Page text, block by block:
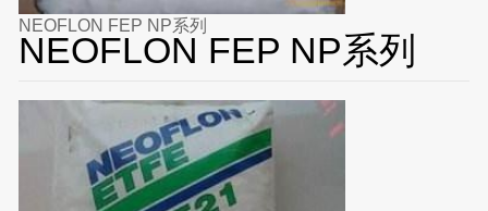
NEOFLON FEP NP系列
NEOFLON FEP NP系列